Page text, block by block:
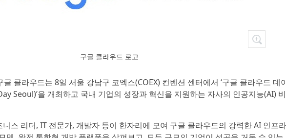
구글 클라우드 로고
글 클라우드는 8일 서울 강남구 코엑스(COEX) 컨벤션 센터에서 ‘구글 클라우드 데
Seoul)’을 개최하고 국내 기업의 성장과 혁신을 지원하는 자사의 인공지능(AI) 비
스 리더, IT 전문가, 개발자 등이 한자리에 모여 구글 클라우드의 강력한 AI 인프